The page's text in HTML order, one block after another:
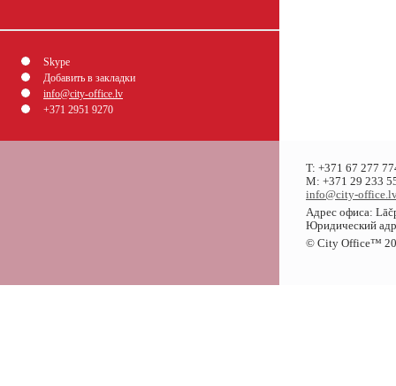
Skype
Добавить в закладки
info@city-office.lv
+371 2951 9270
T: +371 67 277
M: +371 29 233
info@city-office.lv
Адрес офиса:
Юридический
© City Office™